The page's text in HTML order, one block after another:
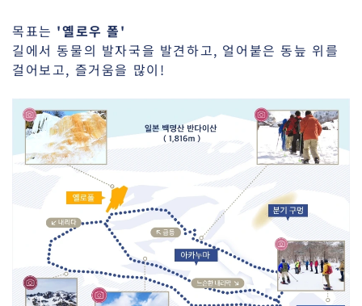
목표는 '옐로우 폴'
길에서 동물의 발자국을 발견하고, 얼어붙은 동늪 위를
걸어보고, 즐거움을 많이!